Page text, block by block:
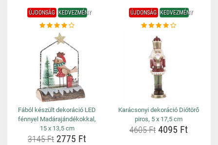
ÚJDONSÁG KEDVEZMÉNY
Fából készült dekoráció LED
fénnyel Madárajándékokkal,
15 x 13,5 cm
3145 Ft 2775 Ft
ÚJDONSÁG KEDVEZMÉNY
Karácsonyi dekoráció Diótörő
piros, 5 x 17,5 cm
4605 Ft 4095 Ft